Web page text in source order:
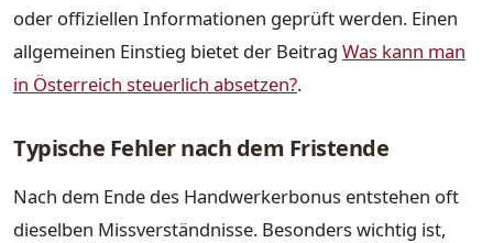
oder offiziellen Informationen geprüft werden. Einen
allgemeinen Einstieg bietet der Beitrag Was kann man
in Österreich steuerlich absetzen?.
Typische Fehler nach dem Fristende
Nach dem Ende des Handwerkerbonus entstehen oft
dieselben Missverständnisse. Besonders wichtig ist,